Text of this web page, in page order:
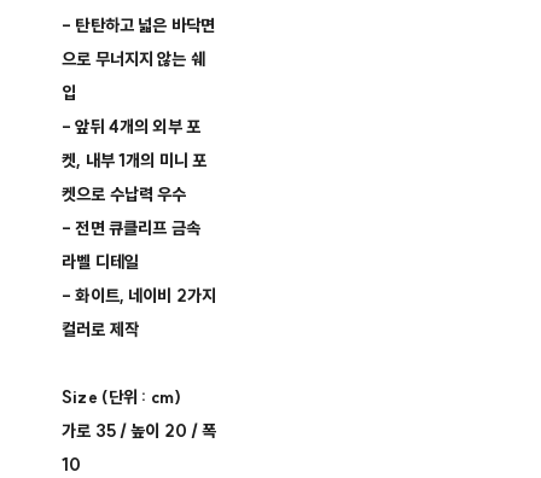
- 탄탄하고 넓은 바닥면
으로 무너지지 않는 쉐
입
- 앞뒤 4개의 외부 포
켓, 내부 1개의 미니 포
켓으로 수납력 우수
- 전면 큐클리프 금속
라벨 디테일
- 화이트, 네이비 2가지
컬러로 제작
Size (단위 : cm)
가로 35 / 높이 20 / 폭
10